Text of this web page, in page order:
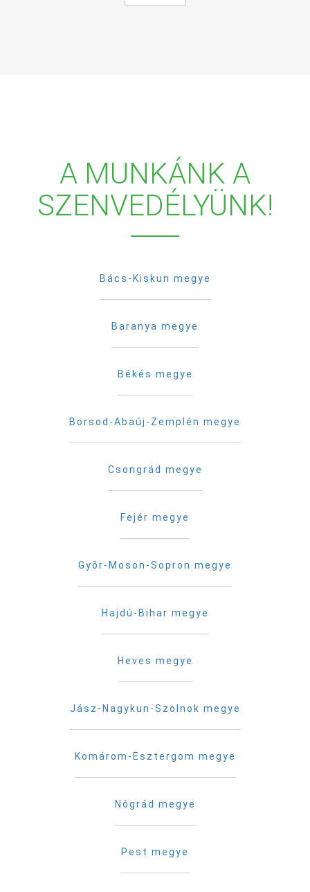
A MUNKÁNK A
SZENVEDÉLYÜNK!
Bács-Kiskun megye
Baranya megye
Békés megye
Borsod-Abaúj-Zemplén megye
Csongrád megye
Fejér megye
Gyõr-Moson-Sopron megye
Hajdú-Bihar megye
Heves megye
Jász-Nagykun-Szolnok megye
Komárom-Esztergom megye
Nógrád megye
Pest megye